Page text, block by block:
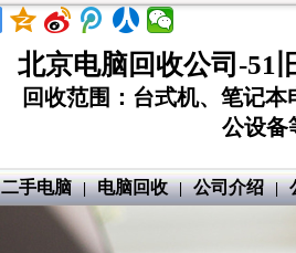
北京电脑回收公司-51
回收范围：台式机、笔记
公设备
二手电脑 | 电脑回收 | 公司介绍 |